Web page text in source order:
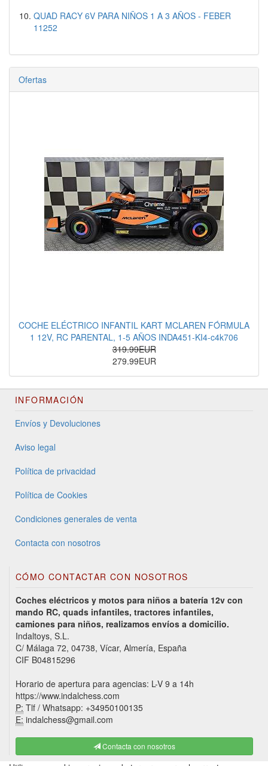
QUAD RACY 6V PARA NIÑOS 1 A 3 AÑOS - FEBER
11252
Ofertas
COCHE ELÉCTRICO INFANTIL KART MCLAREN FÓRMULA
1 12V, RC PARENTAL, 1-5 AÑOS INDA451-KI4-c4k706
319.99EUR
279.99EUR
INFORMACIÓN
Envíos y Devoluciones
Aviso legal
Política de privacidad
Política de Cookies
Condiciones generales de venta
Contacta con nosotros
CÓMO CONTACTAR CON NOSOTROS
Coches eléctricos y motos para niños a batería 12v con
mando RC, quads infantiles, tractores infantiles,
camiones para niños, realizamos envíos a domicilio.
Indaltoys, S.L.
C/ Málaga 72, 04738, Vícar, Almería, España
CIF B04815296
Horario de apertura para agencias: L-V 9 a 14h
https://www.indalchess.com
P: Tlf / Whatsapp: +34950100135
E: indalchess@gmail.com
Contacta con nosotros